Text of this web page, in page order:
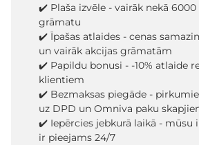
✔️ Plaša izvēle - vairāk nekā
grāmatu
✔️ Īpašas atlaides - cenas
un vairāk akcijas grāmatām
✔️ Papildu bonusi - -10% atlaide
klientiem
✔️ Bezmaksas piegāde -
uz DPD un Omniva paku
✔️ Iepērcies jebkurā laikā - mūsu
ir pieejams 24/7